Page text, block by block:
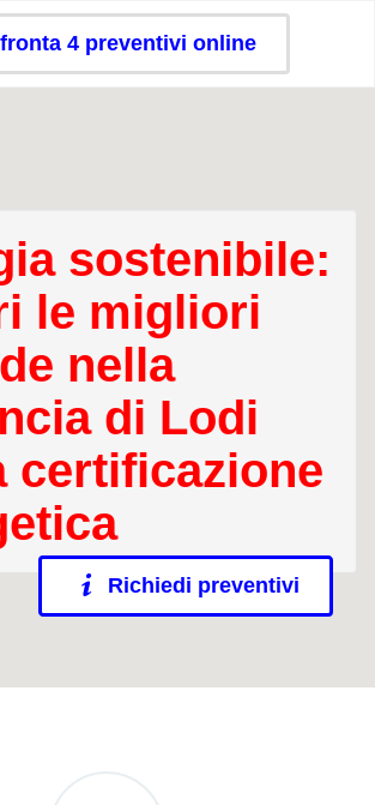
4 preventivi online
sostenibile:
le migliori
nella
di Lodi
certificazione
Richiedi preventivi